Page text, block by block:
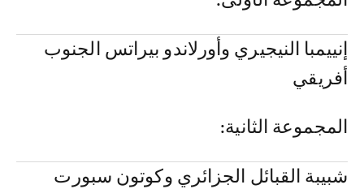
إنييمبا النيجيري وأورلاندو بيراتس الجنوب
أفريقي
المجموعة الثانية:
شبيبة القبائل الجزائري وكوتون سبورت